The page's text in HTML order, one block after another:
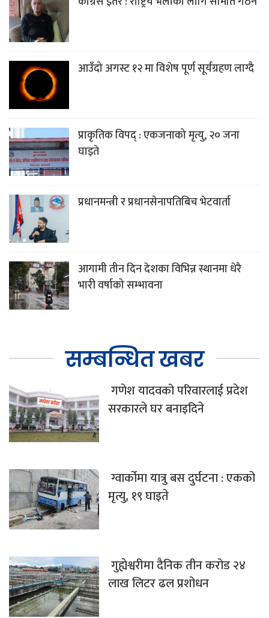
आउँदो अगस्ट १२ मा विशेष पूर्ण सूर्यग्रहण लाग्दै
प्राकृतिक विपद् : एकजनाको मृत्यु, २० जना
घाइते
प्रधानमन्त्री र प्रधानसेनापतिबिच भेटवार्ता
आगामी तीन दिन देशका विभिन्न स्थानमा धेरै
भारी वर्षाको सम्भावना
सम्बन्धित खबर
गणेश यादवको परिवारलाई प्रदेश
सरकारले घर बनाइदिने
ग्वार्कोमा यात्रु बस दुर्घटना : एकको
मृत्यु, १९ घाइते
गुह्येश्वरीमा दैनिक तीन करोड २४
लाख लिटर ढल प्रशोधन